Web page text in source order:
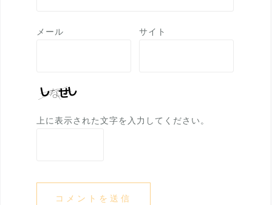
メール サイト
上に表示された文字を入力してください。